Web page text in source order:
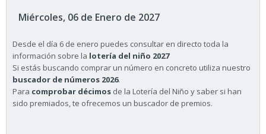
Miércoles, 06 de Enero de 2027
Desde el día 6 de enero puedes consultar en directo toda la
información sobre la lotería del niño 2027
Si estás buscando comprar un número en concreto utiliza nuestro
buscador de números 2026.
Para comprobar décimos de la Lotería del Niño y saber si han
sido premiados, te ofrecemos un buscador de premios.